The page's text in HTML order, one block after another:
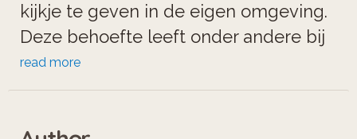
kijkje te geven in de eigen omgeving.
Deze behoefte leeft onder andere bij
het College van Burgemeester en
Wethouders van gemeente
read more